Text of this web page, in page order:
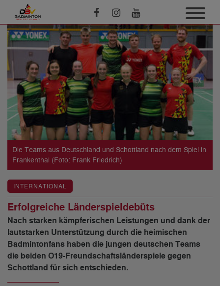
Die Teams aus Deutschland und Schottland nach dem Spiel in
Frankenthal (Foto: Frank Friedrich)
INTERNATIONAL
Erfolgreiche Länderspieldebüts
Nach starken kämpferischen Leistungen und dank der
lautstarken Unterstützung durch die heimischen
Badmintonfans haben die jungen deutschen Teams
die beiden O19-Freundschaftsländerspiele gegen
Schottland für sich entschieden.